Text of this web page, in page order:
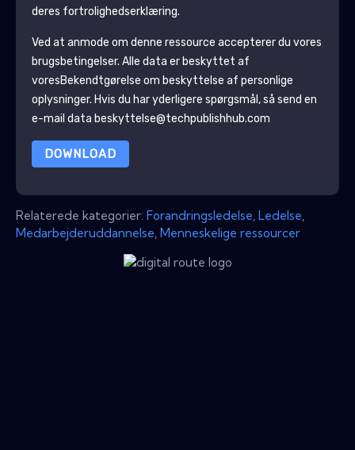
deres fortrolighedserklæring.
Ved at anmode om denne ressource accepterer du vores
brugsbetingelser. Alle data er beskyttet af
voresBekendtgørelse om beskyttelse af personlige
oplysninger. Hvis du har yderligere spørgsmål, så send en
e-mail data beskyttelse@techpublishhub.com
DOWNLOAD
Relaterede kategorier: Forandringsledelse Ledelse
Medarbejderuddannelse Menneskelige ressourcer